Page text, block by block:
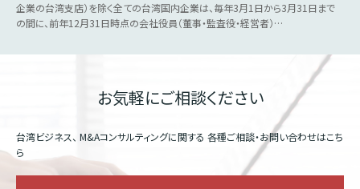
企業の台湾支店）を除く全ての台湾国内企業は、毎年3月1日から3月31日まで
の間に、前年12月31日時点の会社役員（董事・監査役・経営者）…
お気軽にご相談ください
台湾ビジネス、 M&Aコンサルティングに関する 各種ご相談・お問い合わせはこち
ら